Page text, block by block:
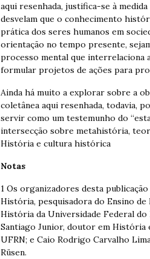
aqui resenhada, justifica-se à
desvelam que o conhecimento
prática dos seres humanos em
orientação no tempo presente,
processo mental que interrelaciona
formular projetos de ações para
Ainda há muito a explorar sobre a
coletânea aqui resenhada, todavia,
servir como um testemunho do
intersecção sobre metahistória,
História e cultura histórica
Notas
1 Os organizadores desta
História, pesquisadora do Ensino
História da Universidade Federal do
Santiago Junior, doutor em
UFRN; e Caio Rodrigo Carvalho
Rüsen.